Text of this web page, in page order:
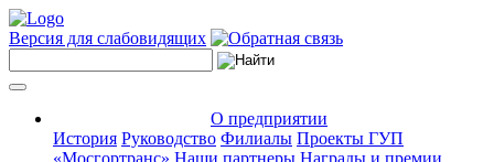
Версия для слабовидящих
О предприятии
История Руководство Филиалы Проекты ГУП
«Мосгортранс» Наши партнеры Награды и премии